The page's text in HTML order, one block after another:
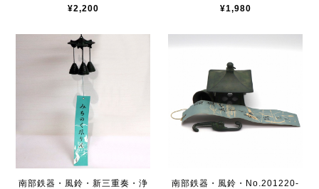
¥2,200
¥1,980
南部鉄器・風鈴・新三重奏・浄
南部鉄器・風鈴・No.201220-